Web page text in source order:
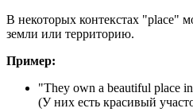
В некоторых контекстах "place"
земли или территорию.
Пример:
"They own a beautiful place
(У них есть красивый